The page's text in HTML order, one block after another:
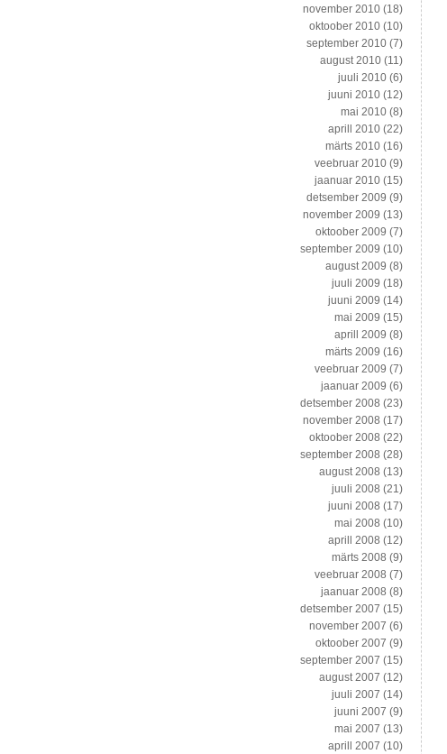
november 2010 (18)
oktoober 2010 (10)
september 2010 (7)
august 2010 (11)
juuli 2010 (6)
juuni 2010 (12)
mai 2010 (8)
aprill 2010 (22)
märts 2010 (16)
veebruar 2010 (9)
jaanuar 2010 (15)
detsember 2009 (9)
november 2009 (13)
oktoober 2009 (7)
september 2009 (10)
august 2009 (8)
juuli 2009 (18)
juuni 2009 (14)
mai 2009 (15)
aprill 2009 (8)
märts 2009 (16)
veebruar 2009 (7)
jaanuar 2009 (6)
detsember 2008 (23)
november 2008 (17)
oktoober 2008 (22)
september 2008 (28)
august 2008 (13)
juuli 2008 (21)
juuni 2008 (17)
mai 2008 (10)
aprill 2008 (12)
märts 2008 (9)
veebruar 2008 (7)
jaanuar 2008 (8)
detsember 2007 (15)
november 2007 (6)
oktoober 2007 (9)
september 2007 (15)
august 2007 (12)
juuli 2007 (14)
juuni 2007 (9)
mai 2007 (13)
aprill 2007 (10)